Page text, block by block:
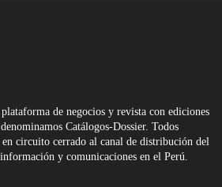
de negocios y revista con ediciones
Catálogos-Dossier. Todos
circuito cerrado al canal de distribución del
y comunicaciones en el Perú.